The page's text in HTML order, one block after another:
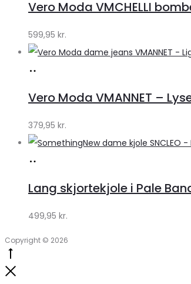
Klædeskabet.dk
Vero Moda VMCHELLI
599,95 kr.
Klædeskabet.dk
Vero Moda VMANNET –
379,95 kr.
Klædeskabet.dk
Lang skjortekjole i Pale
499,95 kr.
Copyright © 2026